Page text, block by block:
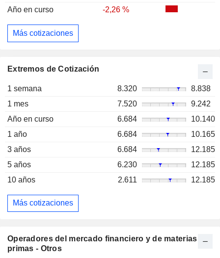
Año en curso -2,26 %
Más cotizaciones
Extremos de Cotización
1 semana 8.320
8.838
1 mes
7.520
9.242
Año en curso
6.684
10.140
1 año
6.684
10.165
3 años
6.684
12.185
5 años
6.230
12.185
10 años
2.611 12.185
Más cotizaciones
Operadores del mercado financiero y de materias
primas - Otros